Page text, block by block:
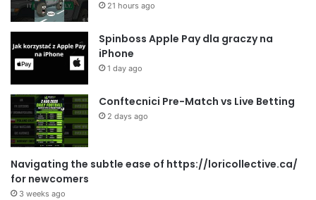
21 hours ago
Spinboss Apple Pay dla graczy na
iPhone
1 day ago
Conftecnici Pre-Match vs Live Betting
2 days ago
Navigating the subtle ease of https://loricollective.ca/
for newcomers
3 weeks ago